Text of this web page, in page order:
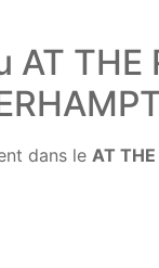
THE
dans le AT THE